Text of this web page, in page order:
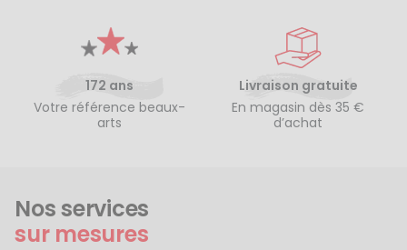
172 ans
Votre référence beaux-
arts
Livraison gratuite
En magasin dès 35 €
d’achat
Nos services
sur mesures